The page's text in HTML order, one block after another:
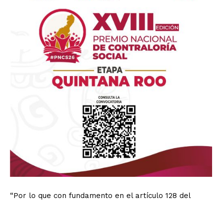
“Por lo que con fundamento en el artículo 128 del